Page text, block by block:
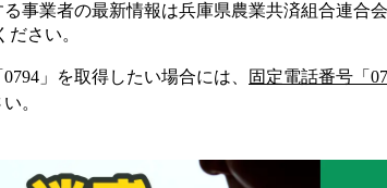
事業者の最新情報は兵庫県農業共済組合連合
ださい。
0794 」を取得したい場合には、 固定電話番号「
。